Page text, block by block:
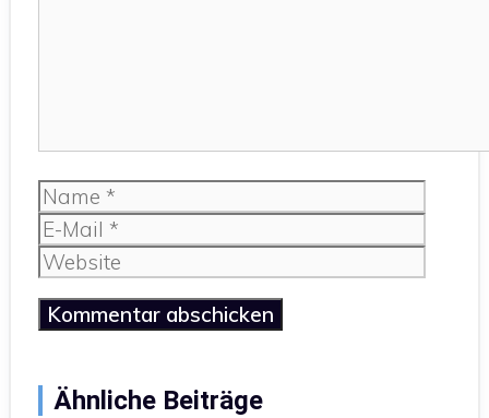
Name
E-
Mail
Website
Ähnliche Beiträge